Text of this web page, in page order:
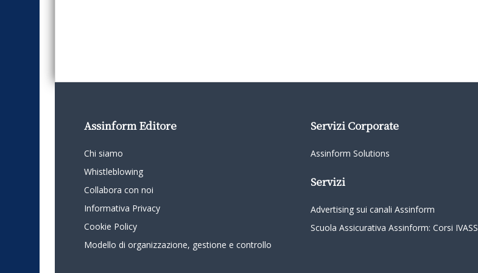
Assinform Editore
Chi siamo
Whistleblowing
Collabora con noi
Informativa Privacy
Cookie Policy
Modello di organizzazione, gestione e controllo
Servizi Corporate
Assinform Solutions
Servizi
Advertising sui canali Assinform
Scuola Assicurativa Assinform: Corsi IVASS